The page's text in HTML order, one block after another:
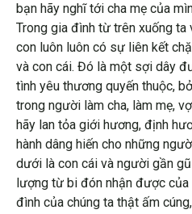
bạn hãy nghĩ tới cha mẹ của
Trong gia đình từ trên xuống
con luôn luôn có sự liên kết
và con cái. Đó là một sợi dây
tình yêu thương quyến thuộc,
trong người làm cha, làm mẹ,
hãy lan tỏa giới hương, định
hành dâng hiến cho những
dưới là con cái và người gần
lượng từ bi đón nhận được
đình của chúng ta thật ấm